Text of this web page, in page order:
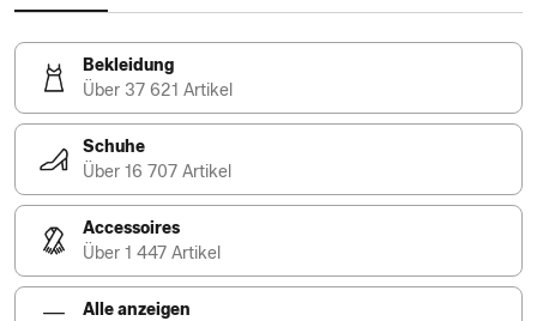
Bekleidung
Über 37 621 Artikel
Schuhe
Über 16 707 Artikel
Accessoires
Über 1 447 Artikel
Alle anzeigen